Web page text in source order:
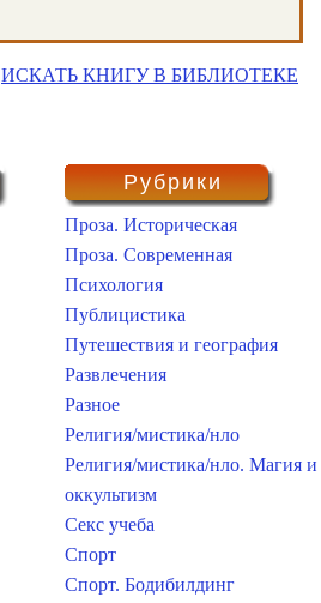
ИСКАТЬ КНИГУ В БИБЛИОТЕКЕ
Рубрики
Проза. Историческая
Проза. Современная
Психология
Публицистика
Путешествия и география
Развлечения
Разное
Религия/мистика/нло
Религия/мистика/нло. Магия и
оккультизм
Секс учеба
Спорт
Спорт. Бодибилдинг